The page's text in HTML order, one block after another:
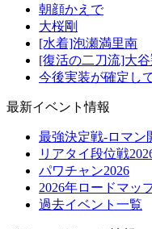
朝顔かえで
大桜剛
[水着]泡瀬満里南
[復活の二刀流]大
今後実装が確定し
最新イベント情報
最強決定戦-ロマン
リアタイ段位戦
パワチャン2026
2026年ロードマッ
過去イベント一覧